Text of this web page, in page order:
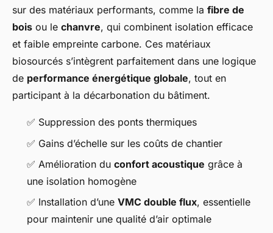
sur des matériaux performants, comme la fibre de
bois ou le chanvre, qui combinent isolation efficace
et faible empreinte carbone. Ces matériaux
biosourcés s’intègrent parfaitement dans une logique
de performance énergétique globale, tout en
participant à la décarbonation du bâtiment.
✅ Suppression des ponts thermiques
✅ Gains d’échelle sur les coûts de chantier
✅ Amélioration du confort acoustique grâce à
une isolation homogène
✅ Installation d’une VMC double flux, essentielle
pour maintenir une qualité d’air optimale